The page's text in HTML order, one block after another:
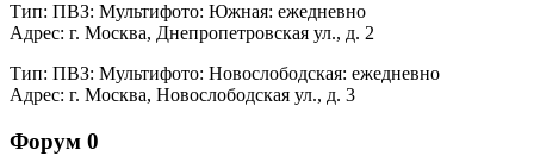
Тип: ПВЗ: Мультифото: Южная: ежедневно
Адрес: г. Москва, Днепропетровская ул., д. 2
Тип: ПВЗ: Мультифото: Новослободская: ежедневно
Адрес: г. Москва, Новослободская ул., д. 3
Форум 0